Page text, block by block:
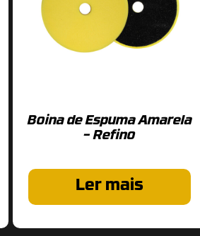
Boina de Espuma Amarela
– Refino
Ler mais